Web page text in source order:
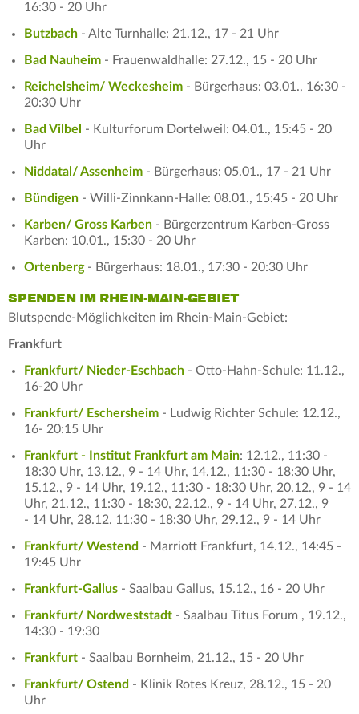
16:30 - 20 Uhr
Butzbach - Alte Turnhalle: 21.12., 17 - 21 Uhr
Bad Nauheim - Frauenwaldhalle: 27.12., 15 - 20 Uhr
Reichelsheim/ Weckesheim - Bürgerhaus: 03.01., 16:30 -
20:30 Uhr
Bad Vilbel
- Kulturforum Dortelweil: 04.01., 15:45 - 20
Uhr
Niddatal/ Assenheim - Bürgerhaus: 05.01., 17 - 21 Uhr
Bündigen - Willi-Zinnkann-Halle: 08.01., 15:45 - 20 Uhr
Karben/ Gross Karben - Bürgerzentrum Karben-Gross
Karben: 10.01., 15:30 - 20 Uhr
Ortenberg - Bürgerhaus: 18.01., 17:30 - 20:30 Uhr
SPENDEN IM RHEIN-MAIN-GEBIET
Blutspende-Möglichkeiten im Rhein-Main-Gebiet:
Frankfurt
Frankfurt/ Nieder-Eschbach - Otto-Hahn-Schule: 11.12.,
16-20 Uhr
Frankfurt/ Eschersheim - Ludwig Richter Schule: 12.12.,
16- 20:15 Uhr
Frankfurt - Institut Frankfurt am Main: 12.12., 11:30 -
18:30 Uhr, 13.12., 9 - 14 Uhr, 14.12., 11:30 - 18:30 Uhr,
15.12., 9 - 14 Uhr, 19.12., 11:30 - 18:30 Uhr, 20.12., 9 - 14
Uhr, 21.12., 11:30 - 18:30, 22.12., 9 - 14 Uhr, 27.12., 9
- 14 Uhr, 28.12. 11:30 - 18:30 Uhr, 29.12., 9 - 14 Uhr
Frankfurt/ Westend - Marriott Frankfurt, 14.12., 14:45 -
19:45 Uhr
Frankfurt-Gallus - Saalbau Gallus, 15.12., 16 - 20 Uhr
Frankfurt/ Nordweststadt - Saalbau Titus Forum , 19.12.,
14:30 - 19:30
Frankfurt - Saalbau Bornheim, 21.12., 15 - 20 Uhr
Frankfurt/ Ostend - Klinik Rotes Kreuz, 28.12., 15 - 20
Uhr